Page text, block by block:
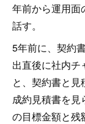
年前から運用面
話す。
5年前に、契約
出直後に社内チ
と、契約書と
成約見積書を
の目標金額と残